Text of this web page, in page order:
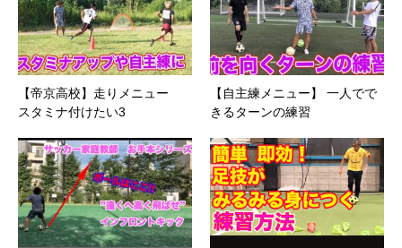
【帝京高校】走りメニュー
スタミナ付けたい3
【自主練メニュー】 一人でで
きるターンの練習